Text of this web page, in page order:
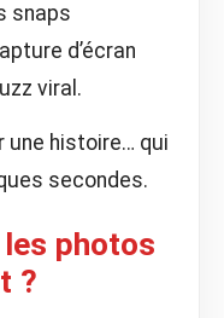
snaps
d’écran
viral.
une histoire… qui
secondes.
photos
?